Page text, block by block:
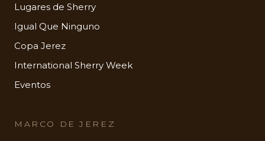
Lugares de Sherry
Igual Que Ninguno
Copa Jerez
International Sherry Week
Eventos
MARCO DE JEREZ